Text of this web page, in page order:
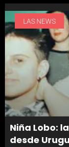
LAS NEWS
Niña Lobo:
desde